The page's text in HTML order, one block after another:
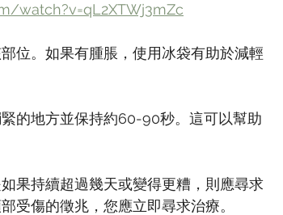
watch?v=qL2XTWj3mZc
位。如果有腫脹，使用冰袋有助於減輕
的地方並保持約60-90秒。這可以幫助
果持續超過幾天或變得更糟，則應尋求
受傷的徵兆，您應立即尋求治療。